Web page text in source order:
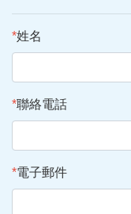
*姓名
*聯絡電話
*電子郵件